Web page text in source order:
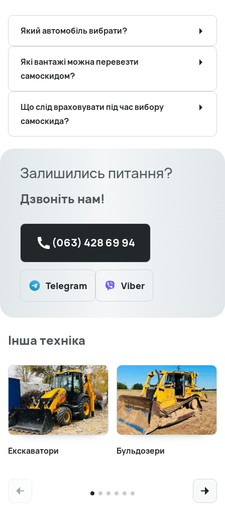
Який автомобіль вибрати?
Які вантажі можна перевезти
самоскидом?
Що слід враховувати під час вибору
самоскида?
Залишились питання?
Дзвоніть нам!
(063) 428 69 94
Telegram Viber
Інша техніка
Екскаватори Бульдозери